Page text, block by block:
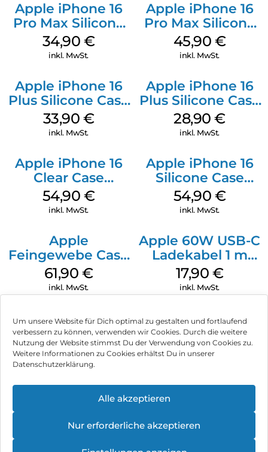
Um unsere Website für Dich optimal zu gestalten und fortlaufend
verbessern zu können, verwenden wir Cookies. Durch die weitere
Nutzung der Website stimmst Du der Verwendung von Cookies zu.
Weitere Informationen zu Cookies erhältst Du in unserer
Datenschutzerklärung.
Alle akzeptieren
Nur erforderliche akzeptieren
Apple iPhone 16
Pro Max Silicone
Case MagSafe
Denim
34,90 €
inkl. MwSt.
Apple iPhone 16
Pro Max Silicone
Case MagSafe
Ultramarine
45,90 €
inkl. MwSt.
Apple iPhone 16
Plus Silicone Case
MagSafe Lake
Green
33,90 €
inkl. MwSt.
Apple iPhone 16
Plus Silicone Case
MagSafe Black
28,90€
inkl. MwSt.
Apple iPhone 16
Clear Case
MagSafe
Transparent
54,90 €
inkl. MwSt.
Apple iPhone 16
Silicone Case
MagSafe Black
54,90 €
inkl. MwSt.
Apple
Feingewebe Case
iPhone 15 Pro
MagSafe Schwarz
61,90 €
inkl. MwSt.
Apple 60W USB-C
Ladekabel 1 m
Weiß
17,90 €
inkl. MwSt.
Impressum
Hinweis zur Batterieentsorgung
Können wir Dir behilflich sein?